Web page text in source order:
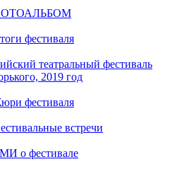
фестиваля
театральный фестиваль
2019 год
фестиваля
встречи
о фестивале